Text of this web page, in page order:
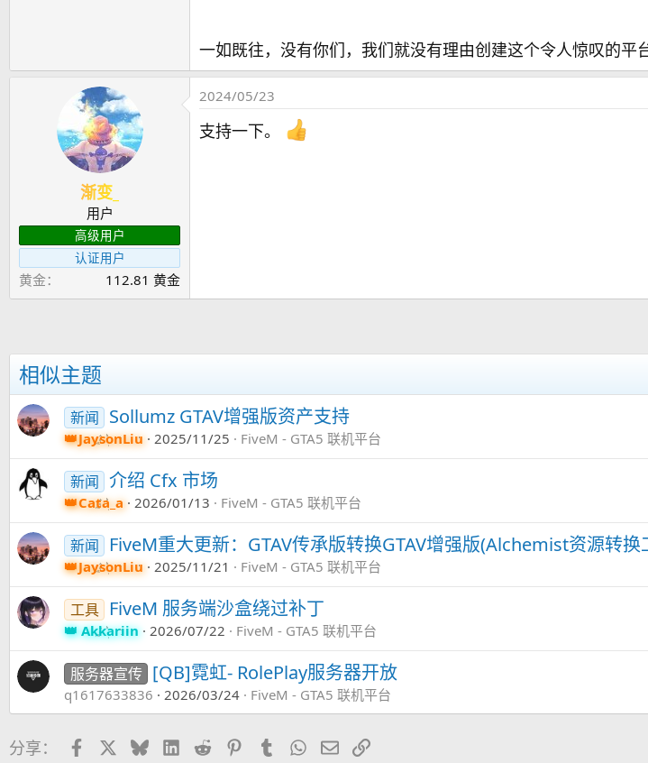
一如既往，没有你们，我们就没有理由创建这个令人惊叹的平
渐变_
用户
高级用户
认证用户
黄金 112.81 黄金
2024/05/23
支持一下。
相似主题
新闻 Sollumz GTAV增强版资产支持
JaysonLiu 2025/11/25 FiveM - GTA5 联机平台
新闻 介绍 Cfx 市场
Cata_a 2026/01/13 FiveM - GTA5 联机平台
新闻 FiveM重大更新：GTAV传承版转换GTAV增强版(Alchemist资源转换
JaysonLiu 2025/11/21 FiveM - GTA5 联机平台
工具 FiveM 服务端沙盒绕过补丁
Akkariin 2026/07/22 FiveM - GTA5 联机平台
服务器宣传 [QB]霓虹- RolePlay服务器开放
q1617633836 2026/03/24 FiveM - GTA5 联机平台
分享： FacebookBlueskyLinkedIn
RedditPinterestTumblrWhatsApp
邮件链接